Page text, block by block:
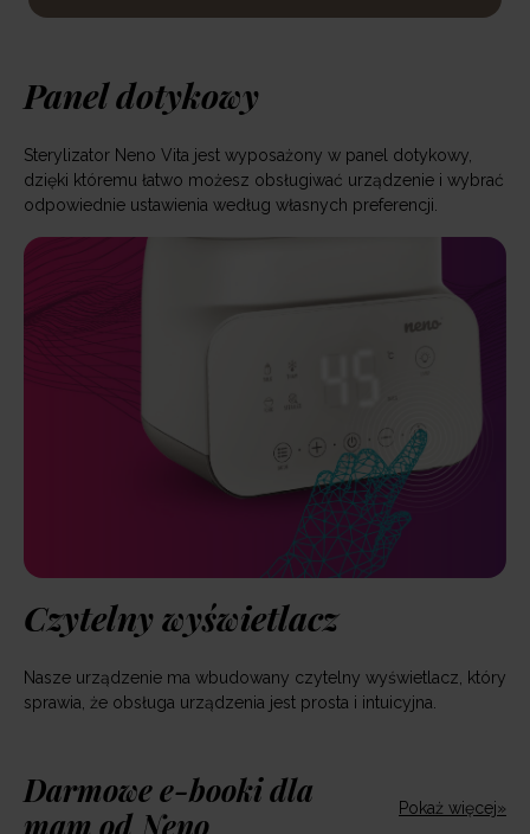
Panel dotykowy
Sterylizator Neno Vita jest wyposażony w panel dotykowy,
dzięki któremu łatwo możesz obsługiwać urządzenie i wybrać
odpowiednie ustawienia według własnych preferencji.
Nasze urządzenie ma wbudowany czytelny wyświetlacz, który
sprawia, że obsługa urządzenia jest prosta i intuicyjna.
Czytelny wyświetlacz
Darmowe e-booki dla
mam od Neno
Pokaż więcej»